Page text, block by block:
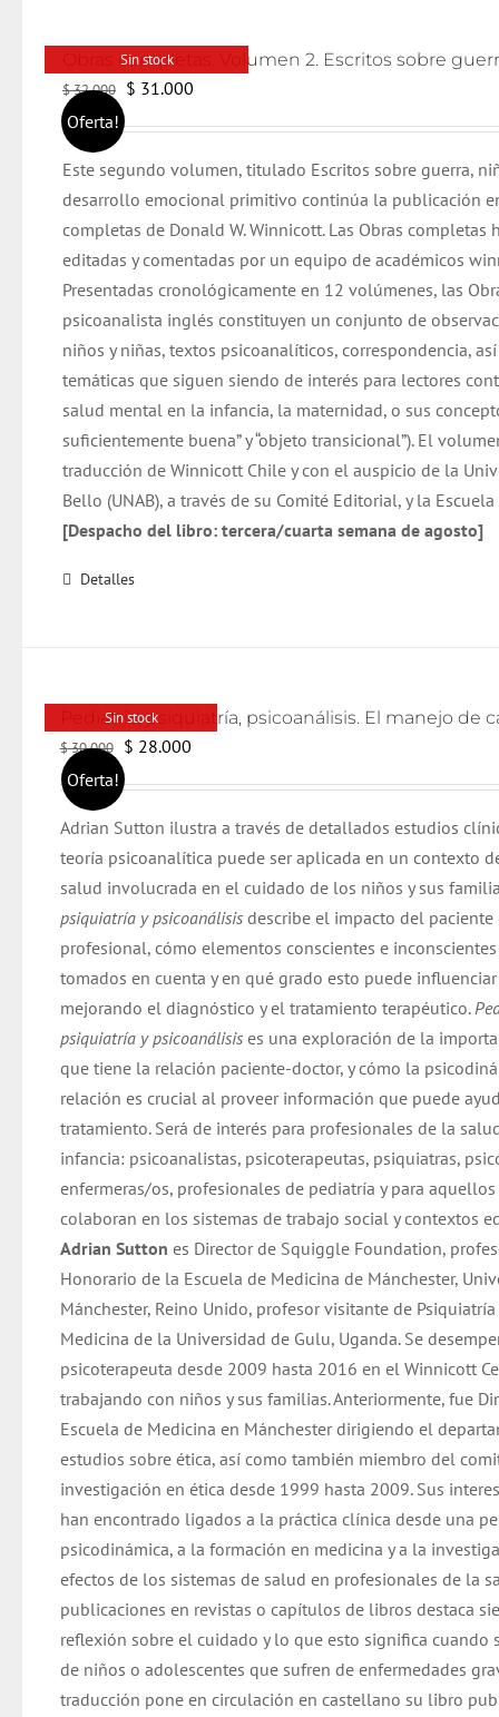
Sin stock
Oferta!
$32.000 El
precio
era:
$ 32.000.
$ 31.000El
es:
$ 31.000.
Este segundo volumen, titulado Escritos sobre guerra,
desarrollo emocional primitivo continúa la publicación
completas de Donald W. Winnicott. Las Obras completas
editadas y comentadas por un equipo de académicos
Presentadas cronológicamente en 12 volúmenes, las
psicoanalista inglés constituyen un conjunto de
niños y niñas, textos psicoanalíticos, correspondencia,
temáticas que siguen siendo de interés para lectores
salud mental en la infancia, la maternidad, o sus
suficientemente buena” y “objeto transicional”). El
traducción de Winnicott Chile y con el auspicio de la
Bello (UNAB), a través de su Comité Editorial, y la
[Despacho del libro: tercera/cuarta semana de agosto]
Detalles
Sin stock
Oferta!
$30.000
El
precio
era:
$ 30.000.
$ 28.000El
es:
$ 28.000.
Adrian Sutton ilustra a través de detallados estudios
teoría psicoanalítica puede ser aplicada en un contexto
salud involucrada en el cuidado de los niños y sus
psiquiatría y psicoanálisisdescribe el impacto del paciente
profesional, cómo elementos conscientes e
tomados en cuenta y en qué grado esto puede
mejorando el diagnóstico y el tratamiento terapéutico.
psiquiatría y psicoanálisis es una exploración de la
que tiene la relación paciente-doctor, y cómo la
relación es crucial al proveer información que puede
tratamiento. Será de interés para profesionales de la
infancia: psicoanalistas, psicoterapeutas, psiquiatras,
enfermeras/os, profesionales de pediatría y para
colaboran en los sistemas de trabajo social y contextos
Adrian Sutton es Director de Squiggle Foundation,
Honorario de la Escuela de Medicina de Mánchester,
Mánchester, Reino Unido, profesor visitante de
Medicina de la Universidad de Gulu, Uganda. Se
psicoterapeuta desde 2009 hasta 2016 en el Winnicott
trabajando con niños y sus familias. Anteriormente, fue
Escuela de Medicina en Mánchester dirigiendo el
estudios sobre ética, así como también miembro del
investigación en ética desde 1999 hasta 2009. Sus
han encontrado ligados a la práctica clínica desde una
psicodinámica, a la formación en medicina y a la
efectos de los sistemas de salud en profesionales de la
publicaciones en revistas o capítulos de libros destaca
reflexión sobre el cuidado y lo que esto significa cuando
de niños o adolescentes que sufren de enfermedades
traducción pone en circulación en castellano su libro